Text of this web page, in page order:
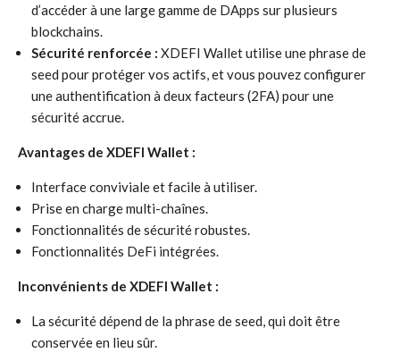
d’accéder à une large gamme de DApps sur plusieurs
blockchains.
Sécurité renforcée : XDEFI Wallet utilise une phrase de
seed pour protéger vos actifs, et vous pouvez configurer
une authentification à deux facteurs (2FA) pour une
sécurité accrue.
Avantages de XDEFI Wallet :
Interface conviviale et facile à utiliser.
Prise en charge multi-chaînes.
Fonctionnalités de sécurité robustes.
Fonctionnalités DeFi intégrées.
Inconvénients de XDEFI Wallet :
La sécurité dépend de la phrase de seed, qui doit être
conservée en lieu sûr.